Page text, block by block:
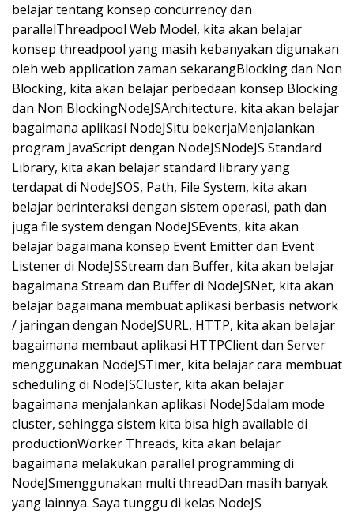
belajar tentang konsep concurrency dan
parallelThreadpool Web Model, kita akan belajar
konsep threadpool yang masih kebanyakan digunakan
oleh web application zaman sekarangBlocking dan Non
Blocking, kita akan belajar perbedaan konsep Blocking
dan Non BlockingNodeJSArchitecture, kita akan belajar
bagaimana aplikasi NodeJSitu bekerjaMenjalankan
program JavaScript dengan NodeJSNodeJS Standard
Library, kita akan belajar standard library yang
terdapat di NodeJSOS, Path, File System, kita akan
belajar berinteraksi dengan sistem operasi, path dan
juga file system dengan NodeJSEvents, kita akan
belajar bagaimana konsep Event Emitter dan Event
Listener di NodeJSStream dan Buffer, kita akan belajar
bagaimana Stream dan Buffer di NodeJSNet, kita akan
belajar bagaimana membuat aplikasi berbasis network
/ jaringan dengan NodeJSURL, HTTP, kita akan belajar
bagaimana membaut aplikasi HTTPClient dan Server
menggunakan NodeJSTimer, kita belajar cara membuat
scheduling di NodeJSCluster, kita akan belajar
bagaimana menjalankan aplikasi NodeJSdalam mode
cluster, sehingga sistem kita bisa high available di
productionWorker Threads, kita akan belajar
bagaimana melakukan parallel programming di
NodeJSmenggunakan multi threadDan masih banyak
yang lainnya. Saya tunggu di kelas NodeJS